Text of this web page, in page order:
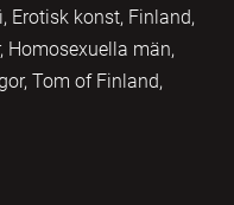
Erotisk konst, Finland,
Homosexuella män,
Tom of Finland,